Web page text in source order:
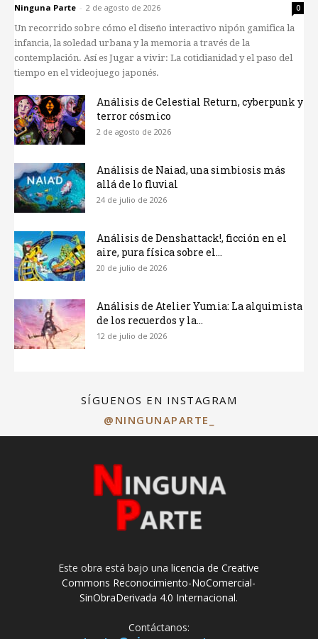
Ninguna Parte - 2 de agosto de 2026 0
Un recorrido sobre cómo el diseño interactivo nipón gamifica la
infancia, la soledad urbana y la memoria a través de la
contemplación. Así es Jugar a vivir: La cotidianidad y el paso del
tiempo en el videojuego japonés.
Análisis de Celestial Return, cyberpunk y
terror cósmico
2 de agosto de 2026
Análisis de Naiad, una simbiosis más
allá de lo fluvial
24 de julio de 2026
Análisis de Denshattack!, ficción en el
aire, pura física sobre el...
20 de julio de 2026
Análisis de Atelier Yumia: La alquimista
de los recuerdos y la...
12 de julio de 2026
SÍGUENOS EN INSTAGRAM
@NINGUNAPARTE_
Este obra está bajo unalicencia de Creative
Commons Reconocimiento-NoComercial-
SinObraDerivada 4.0 Internacional.
Contáctanos: